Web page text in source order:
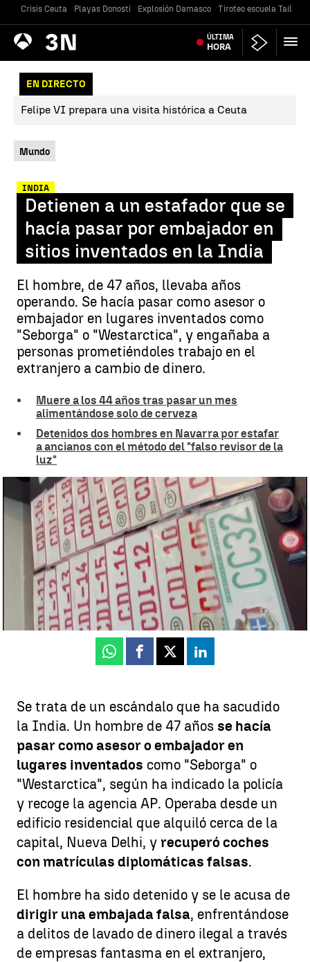
Crisis Ceuta Playas Donosti Explosión Damasco Tiroteo escuela
Antena
3 Noticias ÚLTIMA
HORA
EN DIRECTO
Felipe VI prepara una visita histórica a Ceuta
Mundo
INDIA
Detienen a un estafador que se
hacía pasar por embajador en
sitios inventados en la India
El hombre, de 47 años, llevaba años
operando. Se hacía pasar como asesor o
embajador en lugares inventados como
"Seborga" o "Westarctica", y engañaba a
personas prometiéndoles trabajo en el
extranjero a cambio de dinero.
Muere a los 44 años tras pasar un mes
alimentándose solo de cerveza
Detenidos dos hombres en Navarra por estafar
a ancianos con el método del "falso revisor de la
luz"
Detienen a un estafador que se hacía pasar por embajador en sitios
inventados en la India |Antena 3 Noticias
Paula Hidalgo
Actualizado:25 de julio de 2025, 15:28
Publicado:25 de julio de 2025, 11:39
Whatsapp
Facebook
X Linkedin
Se trata de un escándalo que ha sacudido
la India. Un hombre de 47 años se hacía
pasar como asesor o embajador en
lugares inventados como "Seborga" o
"Westarctica", según ha indicado la policía
y recoge la agencia AP. Operaba desde un
edificio residencial que alquiló cerca de la
capital, Nueva Delhi, y recuperó coches
con matrículas diplomáticas falsas.
El hombre ha sido detenido y se le acusa de
dirigir una embajada falsa, enfrentándose
a delitos de lavado de dinero ilegal a través
de empresas fantasma en el extranjero,